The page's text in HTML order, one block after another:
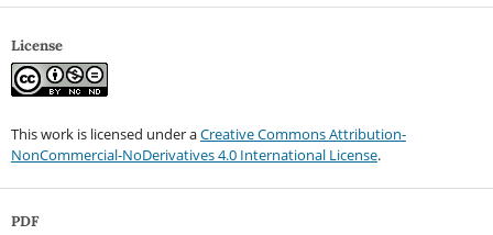
License
This work is licensed under aCreative Commons Attribution-
NonCommercial-NoDerivatives 4.0 International License.
PDF